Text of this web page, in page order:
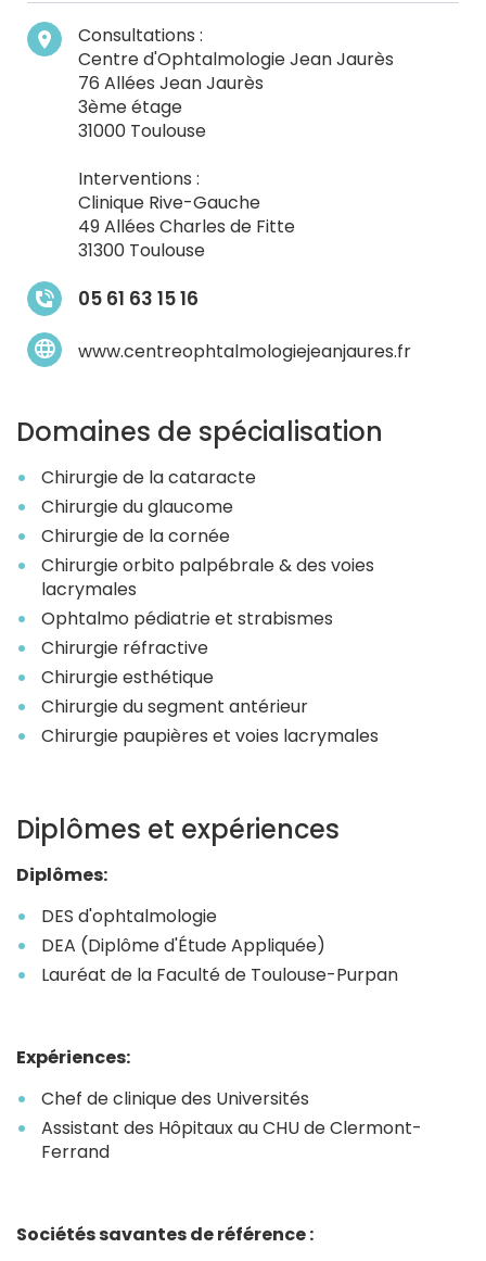
Consultations :
Centre d'Ophtalmologie Jean Jaurès
76 Allées Jean Jaurès
3ème étage
31000 Toulouse
Interventions :
Clinique Rive-Gauche
49 Allées Charles de Fitte
31300 Toulouse
05 61 63 15 16
www.centreophtalmologiejeanjaures.fr
Domaines de spécialisation
Chirurgie de la cataracte
Chirurgie du glaucome
Chirurgie de la cornée
Chirurgie orbito palpébrale & des voies
lacrymales
Ophtalmo pédiatrie et strabismes
Chirurgie réfractive
Chirurgie esthétique
Chirurgie du segment antérieur
Chirurgie paupières et voies lacrymales
Diplômes et expériences
Diplômes:
DES d'ophtalmologie
DEA (Diplôme d'Étude Appliquée)
Lauréat de la Faculté de Toulouse-Purpan
Expériences:
Chef de clinique des Universités
Assistant des Hôpitaux au CHU de Clermont-
Ferrand
Sociétés savantes de référence :